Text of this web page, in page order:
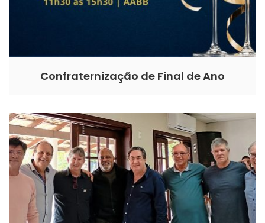
Confraternização de Final de Ano